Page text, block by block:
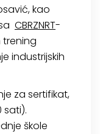
kao
CBRZNRT-
trening
industrijskih
za sertifikat,
škole